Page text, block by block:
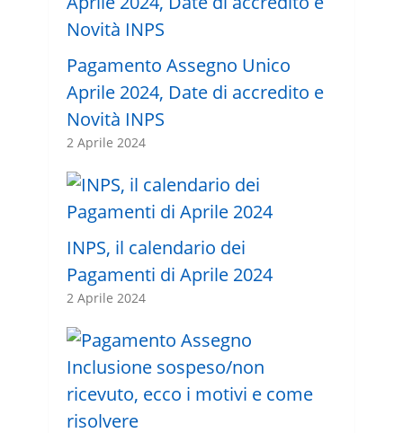
Pagamento Assegno Unico
Aprile 2024, Date di accredito e
Novità INPS
2 Aprile 2024
INPS, il calendario dei
Pagamenti di Aprile 2024
2 Aprile 2024